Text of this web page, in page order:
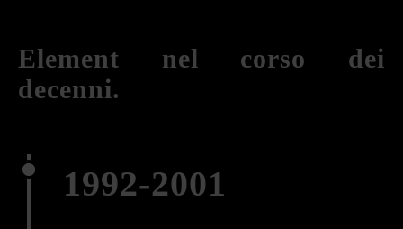
Element nel corso dei
decenni.
1992-2001